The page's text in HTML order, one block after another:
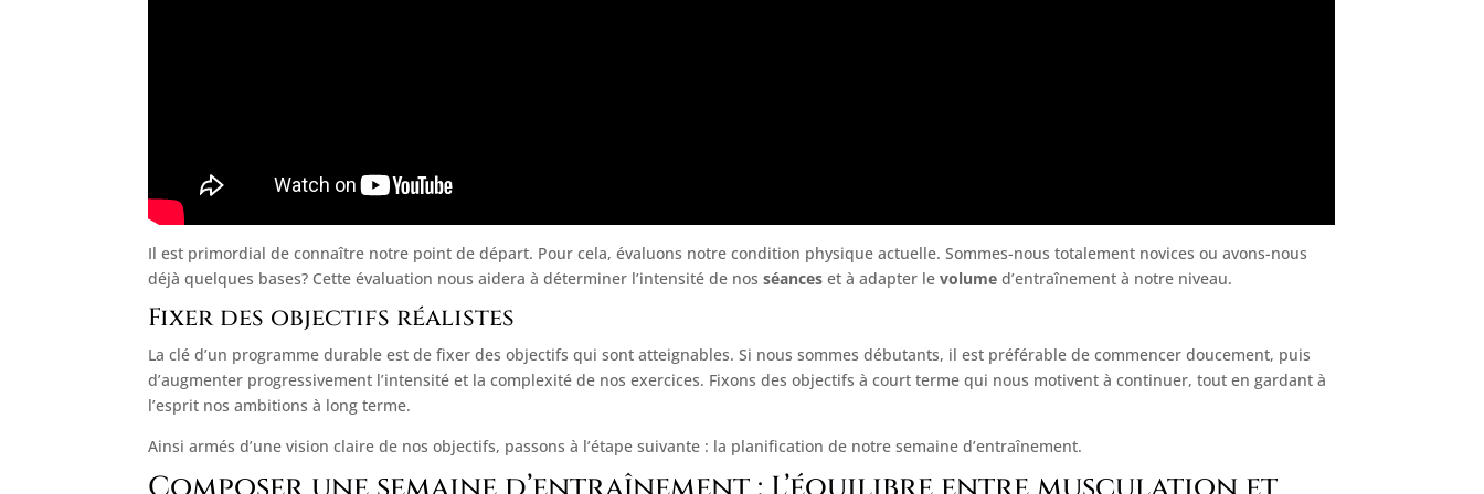
Il est primordial de connaître notre point de départ. Pour cela, évaluons notre condition physique actuelle. Sommes-nous totalement novices ou avons-nous
déjà quelques bases? Cette évaluation nous aidera à déterminer l’intensité de nosséances et à adapter levolume d’entraînement à notre niveau.
Fixer des objectifs réalistes
La clé d’un programme durable est de fixer des objectifs qui sont atteignables. Si nous sommes débutants, il est préférable de commencer doucement, puis
d’augmenter progressivement l’intensité et la complexité de nos exercices. Fixons des objectifs à court terme qui nous motivent à continuer, tout en gardant à
l’esprit nos ambitions à long terme.
Ainsi armés d’une vision claire de nos objectifs, passons à l’étape suivante : la planification de notre semaine d’entraînement.